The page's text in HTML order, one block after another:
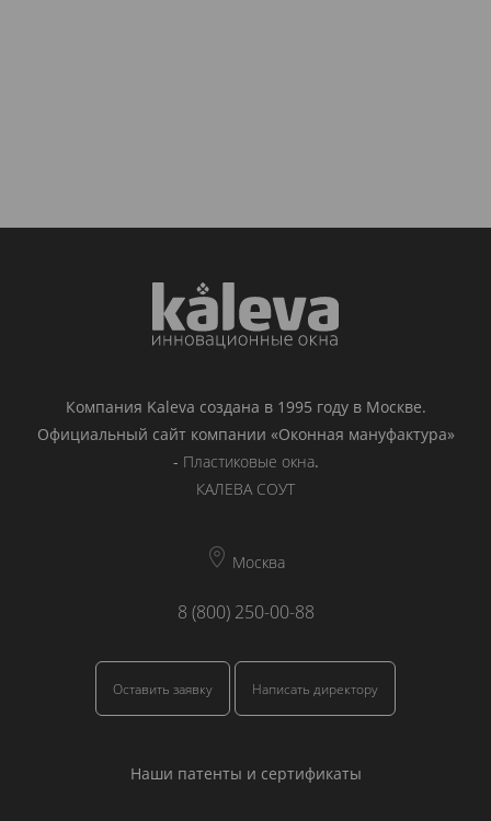
Компания Kaleva создана в 1995 году в Москве.
Официальный сайт компании «Оконная мануфактура»
- Пластиковые окна.
КАЛЕВА СОУТ
Москва
8 (800) 250-00-88
Оставить заявку Написать директору
Наши патенты и сертификаты